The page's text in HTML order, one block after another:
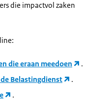
die impactvol zaken
die eraan meedoen
.
Belastingdienst
.
.